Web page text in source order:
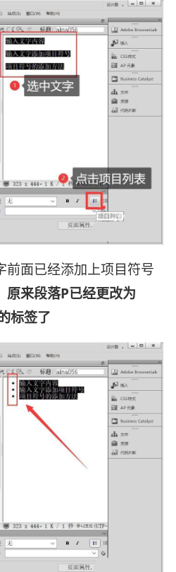
前面已经添加上项目符号
原来段落P已经更改为
标签了